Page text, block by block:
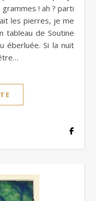
! ah ? parti
les pierres, je me
tableau de Soutine
éberluée. Si la nuit